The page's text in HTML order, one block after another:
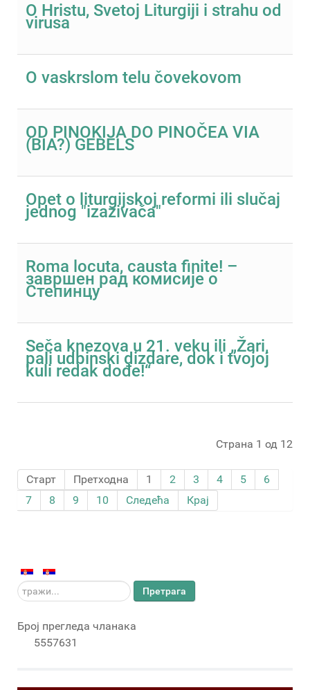
O Hristu, Svetoj Liturgiji i strahu od
virusa
O vaskrslom telu čovekovom
OD PINOKIJA DO PINOČEA VIA
(BIA?) GEBELS
Opet o liturgijskoj reformi ili slučaj
jednog "izazivača"
Roma locuta, causta finite! –
завршен рад комисије о
Степинцу
Seča knezova u 21. veku ili „Žari,
pali udbinski dizdare, dok i tvojoj
kuli redak dođe!“
Страна 1 од 12
Старт Претходна 1 2 3 4 5
6
7
8 9 10 Следећа Крај
тражи... Претрага
Број прегледа чланака
5557631